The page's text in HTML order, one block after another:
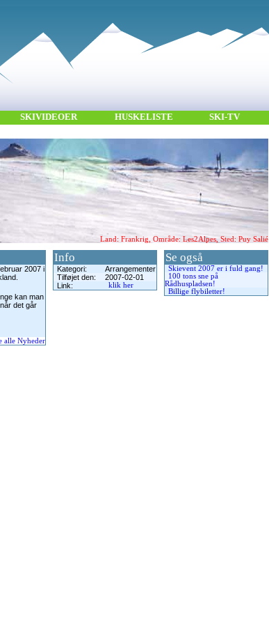
SKIVIDEOER HUSKELISTE SKI-TV
Land: Frankrig, Område: Les2Alpes, Sted: Puy Salié
2007 i
kan man
det går
alle Nyheder
Info
Kategori:
Arrangementer
Tilføjet den:
2007-02-01
Link:
klik her
Se også
Skievent 2007 er i fuld gang!
100 tons sne på
Rådhuspladsen!
Billige flybiletter!